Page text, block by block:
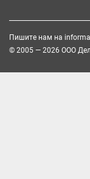
Пишите нам на
© 2005 — 2026 ООО